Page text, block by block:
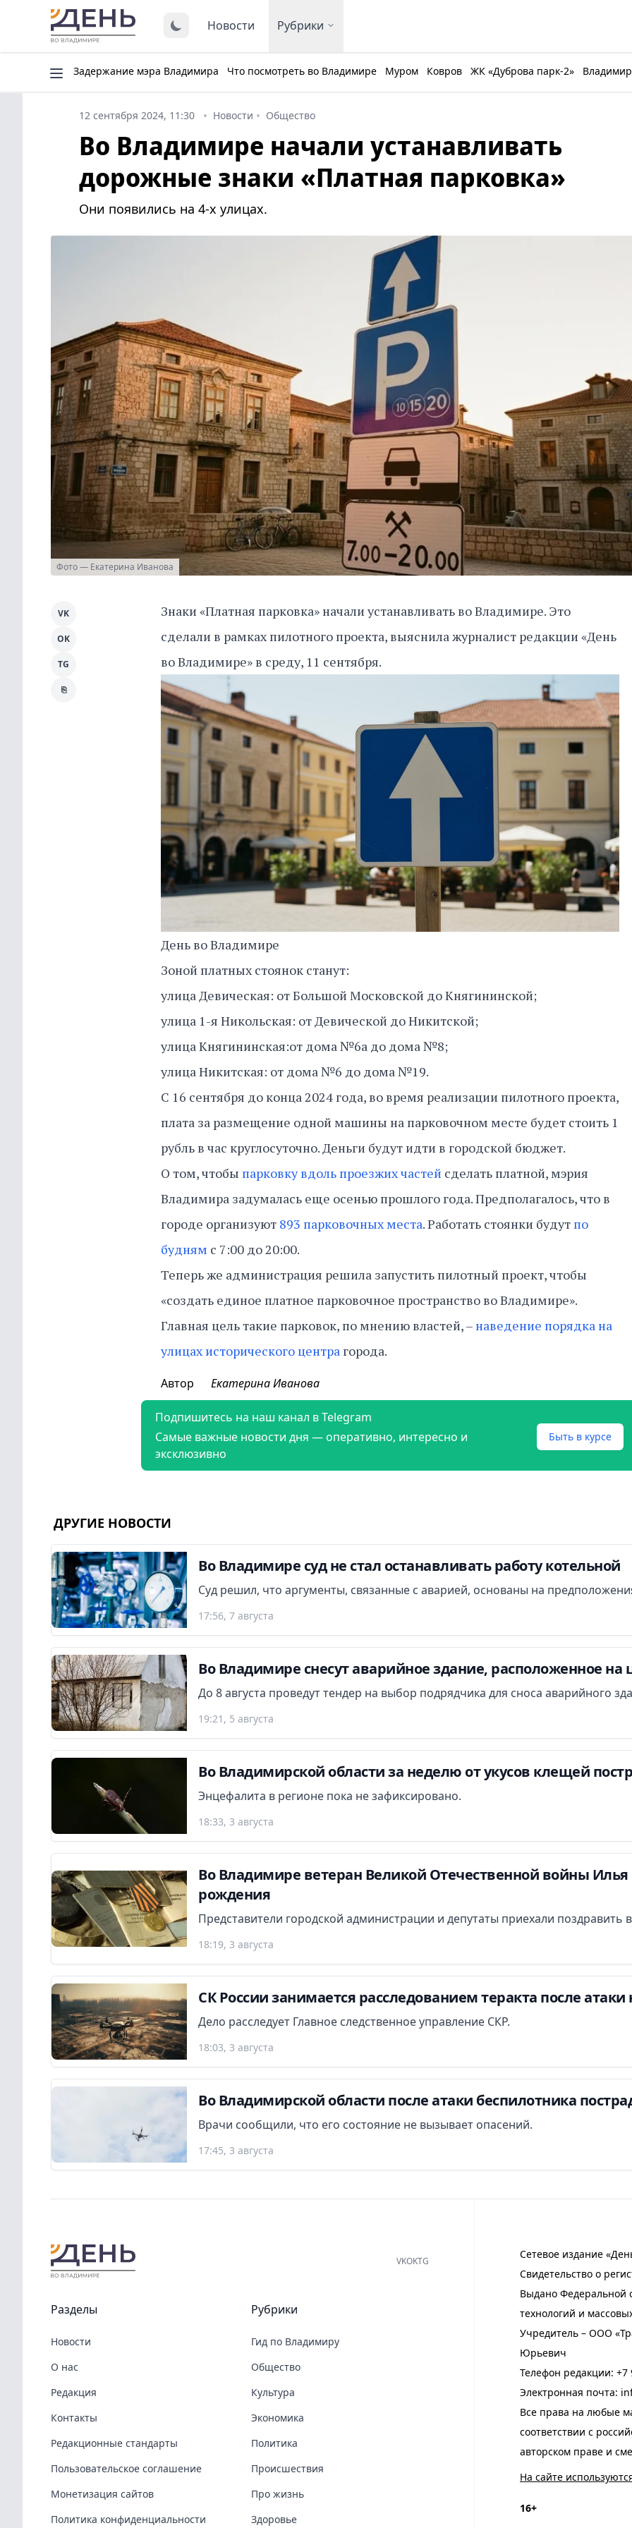
Новости Рубрики
Задержание мэра Владимира Что посмотреть во Владимире Муром Ковров ЖК «Дуброва парк-2»
12 сентября 2024, 11:30 Новости Общество
Во Владимире начали устанавливать
дорожные знаки «Платная парковка»
Они появились на 4-х улицах.
Фото — Екатерина Иванова
Знаки «Платная парковка» начали устанавливать во Владимире. Это
сделали в рамках пилотного проекта, выяснила журналист редакции «День
во Владимире» в среду, 11 сентября.
День во Владимире
Зоной платных стоянок станут:
улица Девическая: от Большой Московской до Княгининской;
улица 1-я Никольская: от Девической до Никитской;
улица Княгининская:от дома №6а до дома №8;
улица Никитская: от дома №6 до дома №19.
С 16 сентября до конца 2024 года, во время реализации пилотного проекта,
плата за размещение одной машины на парковочном месте будет стоить 1
рубль в час круглосуточно. Деньги будут идти в городской бюджет.
О том, чтобы парковку вдоль проезжих частей сделать платной, мэрия
Владимира задумалась еще осенью прошлого года. Предполагалось, что в
городе организуют 893 парковочных места. Работать стоянки будут по
будням с 7:00 до 20:00.
Теперь же администрация решила запустить пилотный проект, чтобы
«создать единое платное парковочное пространство во Владимире».
Главная цель такие парковок, по мнению властей, – наведение порядка на
улицах исторического центра города.
VK
OK
TG
⎘
Автор Екатерина Иванова
Подпишитесь на наш канал в Telegram
Самые важные новости дня — оперативно, интересно и
эксклюзивно
Быть в курсе
ДРУГИЕ НОВОСТИ
Во Владимире суд не стал останавливать работу котельной
Суд решил, что аргументы, связанные с аварией, основаны на
17:56, 7 августа
Во Владимире снесут аварийное здание, расположенное на
До 8 августа проведут тендер на выбор подрядчика для сноса аварийного
19:21, 5 августа
Во Владимирской области за неделю от укусов клещей
Энцефалита в регионе пока не зафиксировано.
18:33, 3 августа
Во Владимире ветеран Великой Отечественной войны
рождения
Представители городской администрации и депутаты приехали поздравить
18:19, 3 августа
СК России занимается расследованием теракта после
Дело расследует Главное следственное управление СКР.
18:03, 3 августа
Во Владимирской области после атаки беспилотника
Врачи сообщили, что его состояние не вызывает опасений.
17:45, 3 августа
Сетевое издание
Свидетельство о
Выдано Федеральной
технологий и
Учредитель – ООО
Юрьевич
Телефон редакции: +7
Электронная почта:
Все права на любые
соответствии с
авторском праве и
На сайте
16+
VKOKTG
Разделы
Новости
О нас
Редакция
Контакты
Редакционные стандарты
Пользовательское соглашение
Монетизация сайтов
Политика конфиденциальности
Рубрики
Гид по Владимиру
Общество
Культура
Экономика
Политика
Происшествия
Про жизнь
Здоровье